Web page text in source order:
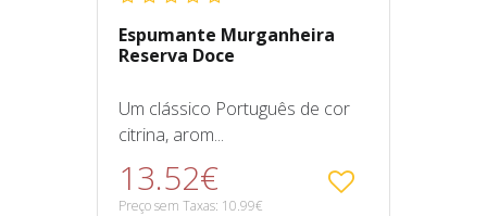
Espumante Murganheira
Reserva Doce
Um clássico Português de cor
citrina, arom...
13.52€
Preço sem Taxas: 10.99€